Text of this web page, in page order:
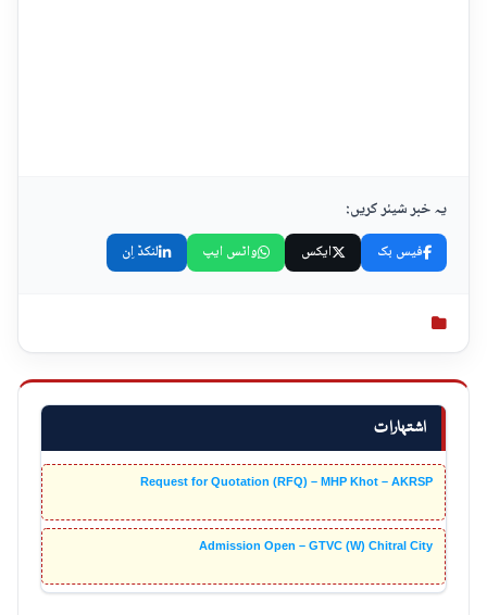
اشتہارات
Request for Quotation (RFQ) – MHP Khot – AKRSP
Admission Open – GTVC (W) Chitral City
یہ خبر شیئر کریں:
فیس بک ایکس واٹس ایپ لنکڈ اِن